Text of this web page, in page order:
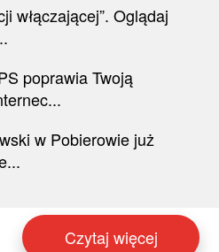
włączającej”. Oglądaj
poprawia Twoją
w Pobierowie już
Czytaj więcej